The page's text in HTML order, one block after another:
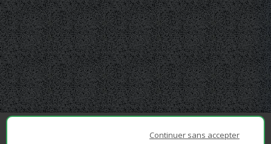
Continuer sans accepter